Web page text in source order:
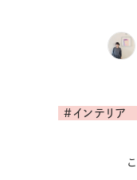
#インテリア